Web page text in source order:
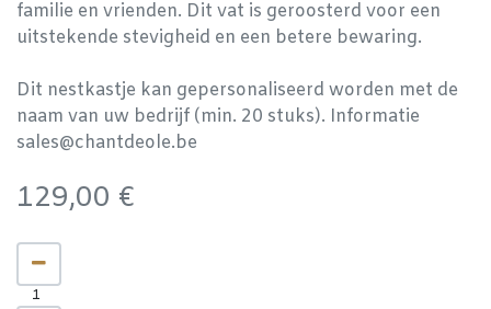
familie en vrienden. Dit vat is geroosterd voor een
uitstekende stevigheid en een betere bewaring.
Dit nestkastje kan gepersonaliseerd worden met de
naam van uw bedrijf (min. 20 stuks). Informatie
sales@chantdeole.be
129,00 €